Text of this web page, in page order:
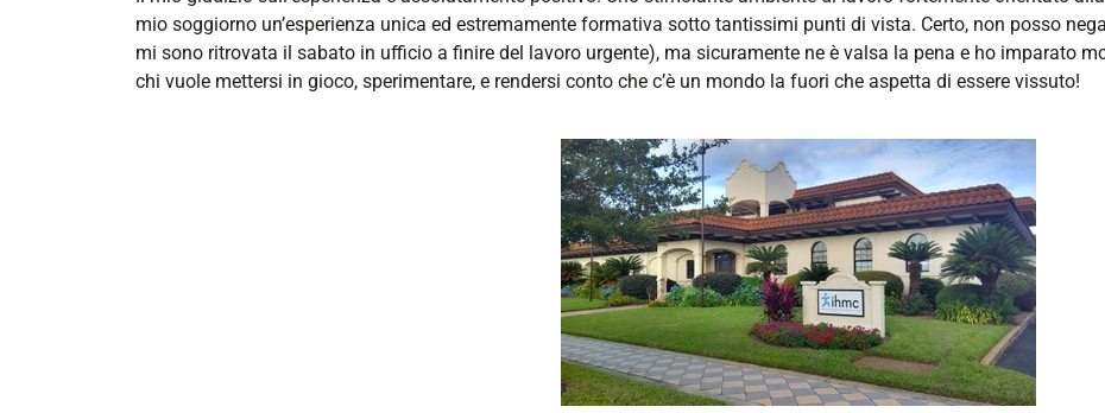
mio soggiorno un’esperienza unica ed estremamente formativa sotto tantissimi punti di vista. Certo, non posso
mi sono ritrovata il sabato in ufficio a finire del lavoro urgente), ma sicuramente ne è valsa la pena e ho imparato
chi vuole mettersi in gioco, sperimentare, e rendersi conto che c’è un mondo la fuori che aspetta di essere vissuto!